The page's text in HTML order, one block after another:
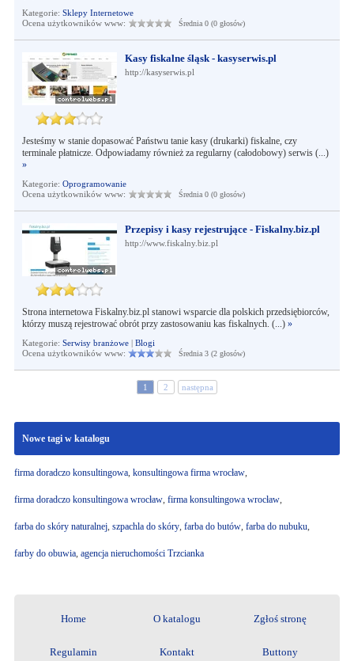
Kategorie: Sklepy Internetowe
Ocena użytkowników www:
Średnia 0 (0 głosów)
Kasy fiskalne śląsk - kasyserwis.pl
http://kasyserwis.pl
Jesteśmy w stanie dopasować Państwu tanie kasy (drukarki) fiskalne, czy
terminale płatnicze. Odpowiadamy również za regularny (całodobowy) serwis (...)
»
Kategorie: Oprogramowanie
Ocena użytkowników www:
Średnia 0 (0 głosów)
Przepisy i kasy rejestrujące - Fiskalny.biz.pl
http://www.fiskalny.biz.pl
Strona internetowa Fiskalny.biz.pl stanowi wsparcie dla polskich przedsiębiorców,
którzy muszą rejestrować obrót przy zastosowaniu kas fiskalnych. (...) »
Kategorie: Serwisy branżowe| Blogi
Ocena użytkowników www:
Średnia 3 (2 głosów)
1 2 następna
Nowe tagi w katalogu
firma doradczo konsultingowa, konsultingowa firma wrocław,
firma doradczo konsultingowa wrocław, firma konsultingowa wrocław,
farba do skóry naturalnej, szpachla do skóry, farba do butów, farba do nubuku,
farby do obuwia, agencja nieruchomości Trzcianka
Home O katalogu Zgłoś stronę
Regulamin Kontakt Buttony